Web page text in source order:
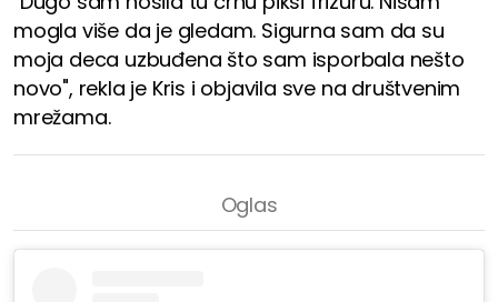
mogla više da je gledam. Sigurna sam da su
moja deca uzbuđena što sam isporbala nešto
novo", rekla je Kris i objavila sve na društvenim
mrežama.